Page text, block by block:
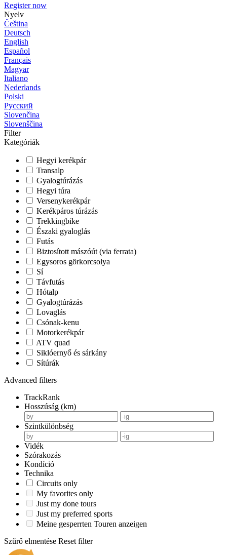
Register now
Nyelv
Čeština
Deutsch
English
Español
Français
Magyar
Italiano
Nederlands
Polski
Русский
Slovenčina
Slovenščina
Filter
Kategóriák
Hegyi kerékpár
Transalp
Gyalogtúrázás
Hegyi túra
Versenykerékpár
Kerékpáros túrázás
Trekkingbike
Északi gyaloglás
Futás
Biztosított mászóút (via ferrata)
Egysoros görkorcsolya
Sí
Távfutás
Hótalp
Gyalogtúrázás
Lovaglás
Csónak-kenu
Motorkerékpár
ATV quad
Siklóernyő és sárkány
Sítúrák
Advanced filters
TrackRank
Hosszúság (km)
Szintkülönbség
Vidék
Szórakozás
Kondíció
Technika
Circuits only
My favorites only
Just my done tours
Just my preferred sports
Meine gesperrten Touren anzeigen
Szűrő elmentése Reset filter